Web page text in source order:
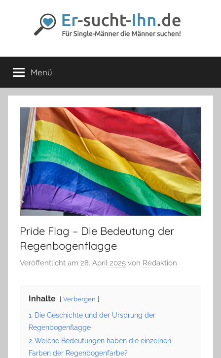
Er-
sucht-
Ihn.de
die
Männer
lieben
Menü
Pride Flag – Die Bedeutung der
Regenbogenflagge
Veröffentlicht am 28. April 2025 von Redaktion
Inhalte Verbergen
1 Die Geschichte und der Ursprung der
Regenbogenflagge
2 Welche Bedeutungen haben die einzelnen
Farben der Regenbogenfarbe?